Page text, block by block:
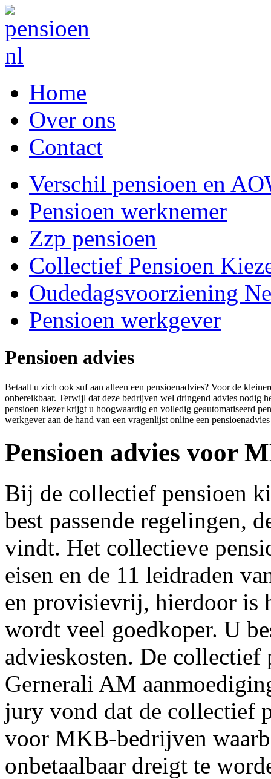
Home
Over ons
Contact
Verschil pensioen en
Pensioen werknemer
Zzp pensioen
Collectief Pensioen
Oudedagsvoorziening
Pensioen werkgever
Pensioen advies
Betaalt u zich ook suf aan alleen een pensioenadvies? Voor de
onbereikbaar. Terwijl dat deze bedrijven wel dringend advies nodig
pensioen kiezer krijgt u hoogwaardig en volledig geautomatiseerd
werkgever aan de hand van een vragenlijst online een
Pensioen advies voor
Bij de collectief pensioen
best passende regelingen,
vindt. Het collectieve
eisen en de 11 leidraden
en provisievrij, hierdoor is
wordt veel goedkoper. U
advieskosten. De collectief
Gernerali AM
jury vond dat de collectief
voor MKB-bedrijven
onbetaalbaar dreigt te